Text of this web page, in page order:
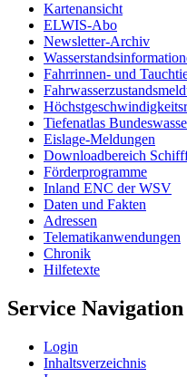
Kar­ten­an­sicht
EL­WIS-​Abo
Newslet­ter-​Ar­chiv
Fahr­rin­nen-​ und
Tie­fe­n­at­las
Eis­la­ge-​Mel­dun­gen
Dow­n­load­be­reich
För­der­pro­gram­me
In­land ENC der WSV
Da­ten und Fak­ten
Adres­sen
Te­le­ma­ti­kan­wen­dun­gen
Chro­nik
Hil­fe­tex­te
Service Navigation
Log­in
In­halts­ver­zeich­nis